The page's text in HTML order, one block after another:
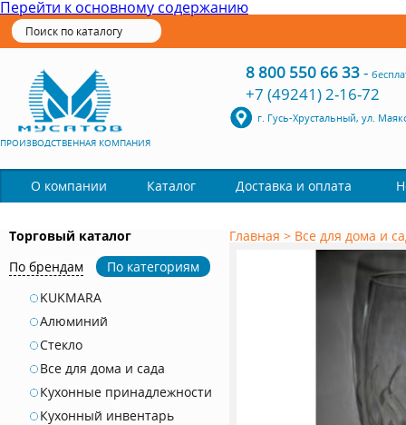
Перейти к основному содержанию
ПРОИЗВОДСТВЕННАЯ КОМПАНИЯ
8 800 550 66 33-
+7 (49241) 2-16-72
г. Гусь-Хрустальный, ул.
О компании Каталог Доставка и оплата
Торговый каталог
По брендам
По категориям
KUKMARA
Алюминий
Стекло
Все для дома и сада
Кухонные принадлежности
Кухонный инвентарь
Главная > Все для дома и